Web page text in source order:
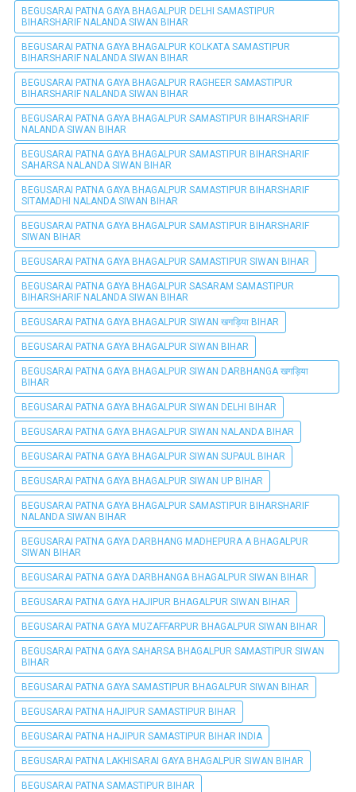
BEGUSARAI PATNA GAYA BHAGALPUR DELHI SAMASTIPUR
BIHARSHARIF NALANDA SIWAN BIHAR
BEGUSARAI PATNA GAYA BHAGALPUR KOLKATA SAMASTIPUR
BIHARSHARIF NALANDA SIWAN BIHAR
BEGUSARAI PATNA GAYA BHAGALPUR RAGHEER SAMASTIPUR
BIHARSHARIF NALANDA SIWAN BIHAR
BEGUSARAI PATNA GAYA BHAGALPUR SAMASTIPUR BIHARSHARIF
NALANDA SIWAN BIHAR
BEGUSARAI PATNA GAYA BHAGALPUR SAMASTIPUR BIHARSHARIF
SAHARSA NALANDA SIWAN BIHAR
BEGUSARAI PATNA GAYA BHAGALPUR SAMASTIPUR BIHARSHARIF
SITAMADHI NALANDA SIWAN BIHAR
BEGUSARAI PATNA GAYA BHAGALPUR SAMASTIPUR BIHARSHARIF
SIWAN BIHAR
BEGUSARAI PATNA GAYA BHAGALPUR SAMASTIPUR SIWAN BIHAR
BEGUSARAI PATNA GAYA BHAGALPUR SASARAM SAMASTIPUR
BIHARSHARIF NALANDA SIWAN BIHAR
BEGUSARAI PATNA GAYA BHAGALPUR SIWAN खगड़िया BIHAR
BEGUSARAI PATNA GAYA BHAGALPUR SIWAN BIHAR
BEGUSARAI PATNA GAYA BHAGALPUR SIWAN DARBHANGA खगड़िया
BIHAR
BEGUSARAI PATNA GAYA BHAGALPUR SIWAN DELHI BIHAR
BEGUSARAI PATNA GAYA BHAGALPUR SIWAN NALANDA BIHAR
BEGUSARAI PATNA GAYA BHAGALPUR SIWAN SUPAUL BIHAR
BEGUSARAI PATNA GAYA BHAGALPUR SIWAN UP BIHAR
BEGUSARAI PATNA GAYA BHAGALPUR SAMASTIPUR BIHARSHARIF
NALANDA SIWAN BIHAR
BEGUSARAI PATNA GAYA DARBHANG MADHEPURA A BHAGALPUR
SIWAN BIHAR
BEGUSARAI PATNA GAYA DARBHANGA BHAGALPUR SIWAN BIHAR
BEGUSARAI PATNA GAYA HAJIPUR BHAGALPUR SIWAN BIHAR
BEGUSARAI PATNA GAYA MUZAFFARPUR BHAGALPUR SIWAN BIHAR
BEGUSARAI PATNA GAYA SAHARSA BHAGALPUR SAMASTIPUR SIWAN
BIHAR
BEGUSARAI PATNA GAYA SAMASTIPUR BHAGALPUR SIWAN BIHAR
BEGUSARAI PATNA HAJIPUR SAMASTIPUR BIHAR
BEGUSARAI PATNA HAJIPUR SAMASTIPUR BIHAR INDIA
BEGUSARAI PATNA LAKHISARAI GAYA BHAGALPUR SIWAN BIHAR
BEGUSARAI PATNA SAMASTIPUR BIHAR